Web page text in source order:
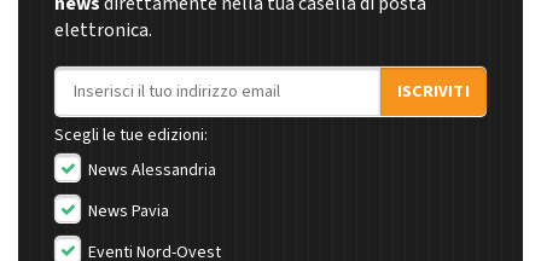
elettronica.
Indirizzo email
ISCRIVITI
Scegli le tue edizioni:
News Alessandria
News Pavia
Eventi Nord-Ovest